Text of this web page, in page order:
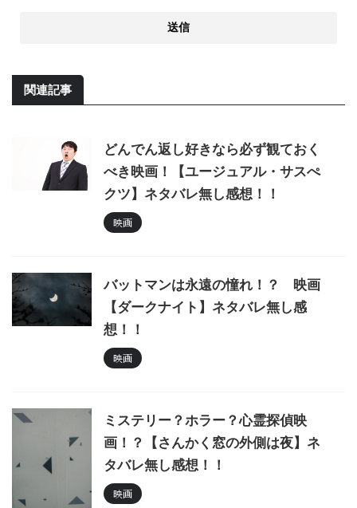
関連記事
どんでん返し好きなら必ず観ておく
べき映画！【ユージュアル・サスぺ
クツ】ネタバレ無し感想！！
映画
バットマンは永遠の憧れ！？ 映画
【ダークナイト】ネタバレ無し感
想！！
映画
ミステリー？ホラー？心霊探偵映
画！？【さんかく窓の外側は夜】ネ
タバレ無し感想！！
映画